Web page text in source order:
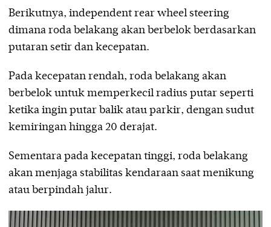
Berikutnya, independent rear wheel steering
dimana roda belakang akan berbelok berdasarkan
putaran setir dan kecepatan.
Pada kecepatan rendah, roda belakang akan
berbelok untuk memperkecil radius putar seperti
ketika ingin putar balik atau parkir, dengan sudut
kemiringan hingga 20 derajat.
Sementara pada kecepatan tinggi, roda belakang
akan menjaga stabilitas kendaraan saat menikung
atau berpindah jalur.